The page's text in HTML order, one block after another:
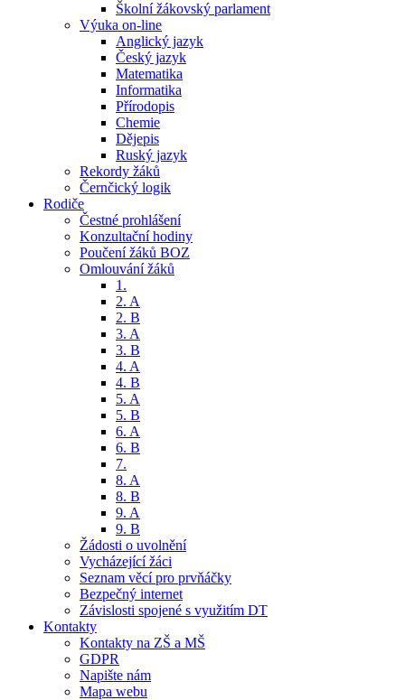
Školní žákovský parlament
Výuka on-line
Anglický jazyk
Český jazyk
Matematika
Informatika
Přírodopis
Chemie
Dějepis
Ruský jazyk
Rekordy žáků
Černčický logik
Rodiče
Čestné prohlášení
Konzultační hodiny
Poučení žáků BOZ
Omlouvání žáků
1.
2. A
2. B
3. A
3. B
4. A
4. B
5. A
5. B
6. A
6. B
7.
8. A
8. B
9. A
9. B
Žádosti o uvolnění
Vycházející žáci
Seznam věcí pro prvňáčky
Bezpečný internet
Závislosti spojené s využitím DT
Kontakty
Kontakty na ZŠ a MŠ
GDPR
Napište nám
Mapa webu